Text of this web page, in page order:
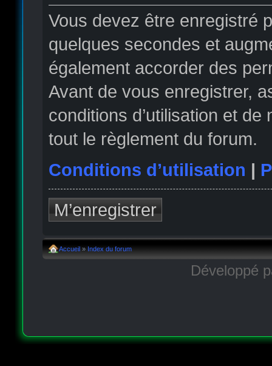
Vous devez être enregistré
quelques secondes et
également accorder des
Avant de vous enregistrer,
conditions d’utilisation et
tout le règlement du forum.
Conditions d’utilisation |
M’enregistrer
Accueil » Index du forum
Développé